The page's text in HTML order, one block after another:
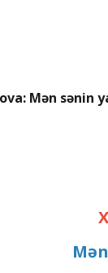
Mən sənin